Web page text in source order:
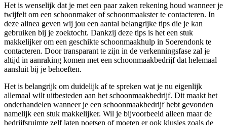
Het is wenselijk dat je met een paar zaken rekening houd wanneer je
twijfelt om een schoonmaker of schoonmaakster te contacteren. In
deze alinea geven wij jou een aantal belangrijke tips die je kan
gebruiken bij je zoektocht. Dankzij deze tips is het een stuk
makkelijker om een geschikte schoonmaakhulp in Soerendonk te
contacteren. Door transparant te zijn in de verkenningsfase zal je
altijd in aanraking komen met een schoonmaakbedrijf dat helemaal
aansluit bij je behoeften.
Het is belangrijk om duidelijk af te spreken wat je nu eigenlijk
allemaal wilt uitbesteden aan het schoonmaakbedrijf. Dit maakt het
onderhandelen wanneer je een schoonmaakbedrijf hebt gevonden
namelijk een stuk makkelijker. Wil je bijvoorbeeld alleen maar de
bedrijfsruimte zelf laten poetsen of moeten er ook klusjes zoals de